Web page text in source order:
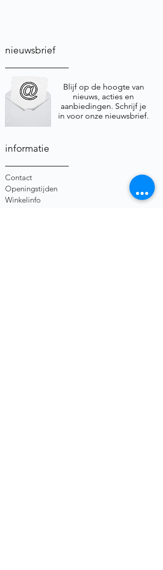
nieuwsbrief
Blijf op de hoogte van
nieuws, acties en
aanbiedingen. Schrijf je
in voor onze nieuwsbrief.
informatie
Contact
Openingstijden
Winkelinfo